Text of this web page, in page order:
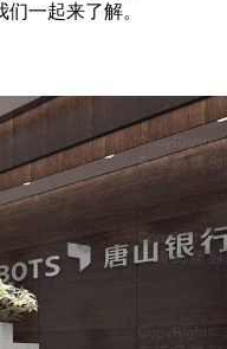
一起来了解。